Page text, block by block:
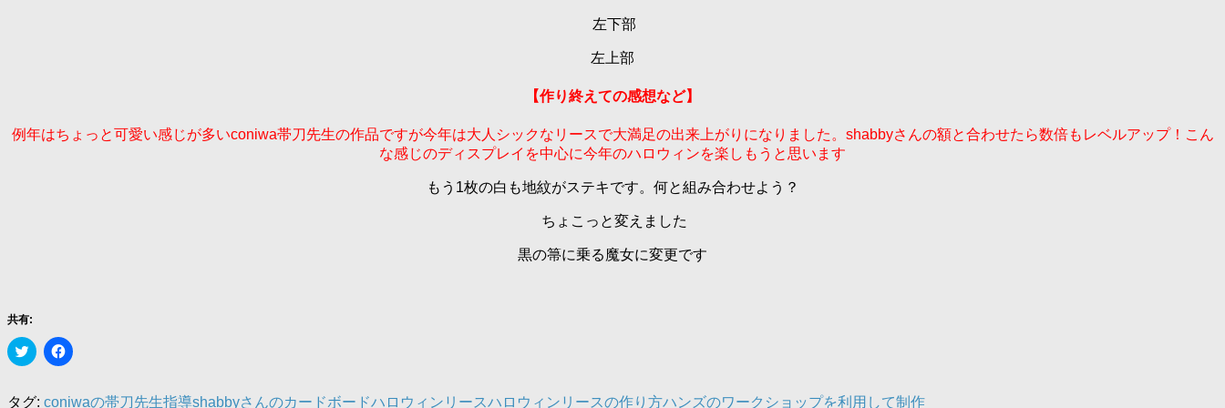
左下部
左上部
【作り終えての感想など】
例年はちょっと可愛い感じが多いconiwa帯刀先生の作品ですが今年は大人シックなリースで大満足の出来上がりになりました。shabbyさんの額と合わせたら数倍もレベルアップ！こん
な感じのディスプレイを中心に今年のハロウィンを楽しもうと思います
もう1枚の白も地紋がステキです。何と組み合わせよう？
ちょこっと変えました
黒の箒に乗る魔女に変更です
共有:
ク
リ
し
Facebook
で
す
タグ: coniwaの帯刀先生指導shabbyさんのカードボードハロウィンリースハロウィンリースの作り方ハンズのワークショップを利用して制作